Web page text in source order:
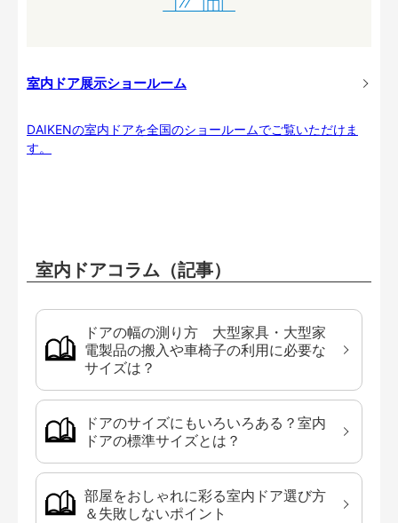
室内ドア展示ショールーム
DAIKENの室内ドアを全国のショールームでご覧いただけま
す。
室内ドアコラム（記事）
ドアの幅の測り方 大型家具・大型家
電製品の搬入や車椅子の利用に必要な
サイズは？
ドアのサイズにもいろいろある？室内
ドアの標準サイズとは？
部屋をおしゃれに彩る室内ドア選び方
＆失敗しないポイント